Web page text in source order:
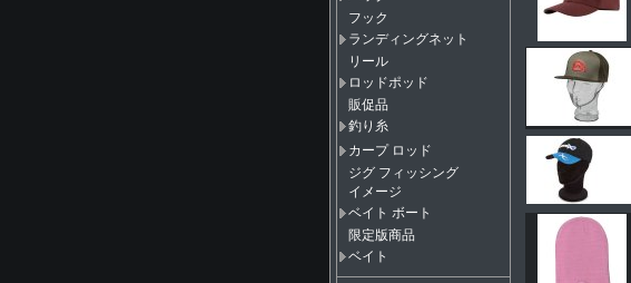
フック
ランディングネット
リール
ロッドポッド
販促品
釣り糸
カープ ロッド
ジグ フィッシング
イメージ
ベイト ボート
限定版商品
ベイト